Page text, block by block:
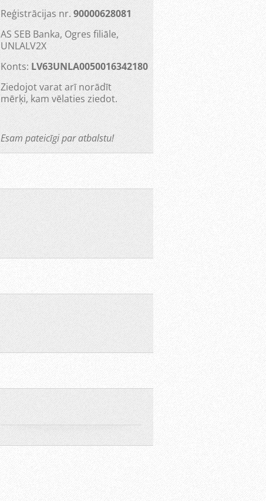
Reģistrācijas nr.90000628081
AS SEB Banka, Ogres filiāle,
UNLALV2X
Konts: LV63UNLA0050016342180
Ziedojot varat arī norādīt
mērķi, kam vēlaties ziedot.
Esam pateicīgi par atbalstu!